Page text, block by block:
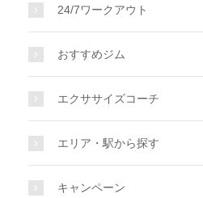
24/7ワークアウト
おすすめジム
エクササイズコーチ
エリア・駅から探す
キャンペーン